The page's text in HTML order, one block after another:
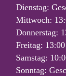
Dienstag:
Mittwoch:
Donnerstag:
Freitag:
Samstag:
Sonntag: